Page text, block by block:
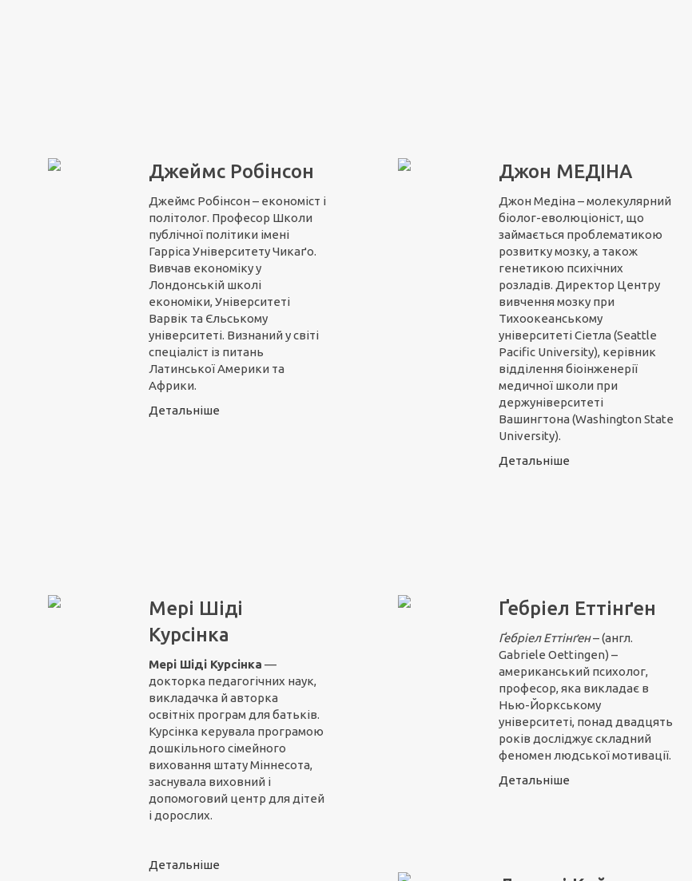
Джеймс Робінсон
Джеймс Робінсон – економіст і
політолог. Професор Школи
публічної політики імені
Гарріса Університету Чикаґо.
Вивчав економіку у
Лондонській школі
економіки, Університеті
Варвік та Єльському
університеті. Визнаний у світі
спеціаліст із питань
Латинської Америки та
Африки.
Детальніше
Джон МЕДІНА
Джон Медіна – молекулярний
біолог-еволюціоніст, що
займається проблематикою
розвитку мозку, а також
генетикою психічних
розладів. Директор Центру
вивчення мозку при
Тихоокеанському
університеті Сіетла (Seattle
Pacific University), керівник
відділення біоінженерії
медичної школи при
держуніверситеті
Вашингтона (Washington State
University).
Детальніше
Мері Шіді
Курсінка
Мері Шіді Курсінка —
докторка педагогічних наук,
викладачка й авторка
освітніх програм для батьків.
Курсінка керувала програмою
дошкільного сімейного
виховання штату Міннесота,
заснувала виховний і
допомоговий центр для дітей
і дорослих.
Детальніше
Ґебріел Еттінґен
Ґебріел Еттінґен– (англ.
Gabriele Oettingen) –
американський психолог,
професор, яка викладає в
Нью-Йоркському
університеті, понад двадцять
років досліджує складний
феномен людської мотивації.
Детальніше